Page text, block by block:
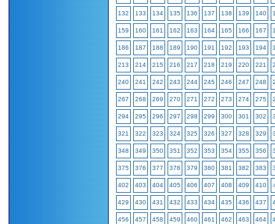
132 133 134 135 136 137 138 139 140
159 160 161 162 163 164 165 166 167
186 187 188 189 190 191 192 193 194
213 214 215 216 217 218 219 220 221
240 241 242 243 244 245 246 247 248
267 268 269 270 271 272 273 274 275
294 295 296 297 298 299 300 301 302
321 322 323 324 325 326 327 328 329
348 349 350 351 352 353 354 355 356
375 376 377 378 379 380 381 382 383
402 403 404 405 406 407 408 409 410
429 430 431 432 433 434 435 436 437
456 457 458 459 460 461 462 463 464